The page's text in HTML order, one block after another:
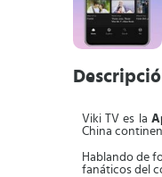
Viki TV es la
China
Hablando de
fanáticos del